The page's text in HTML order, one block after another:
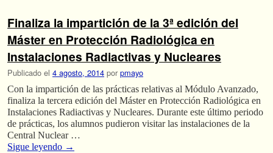
Finaliza la impartición de la 3ª edición del
Máster en Protección Radiológica en
Instalaciones Radiactivas y Nucleares
Publicado el 4 agosto, 2014 por pmayo
Con la impartición de las prácticas relativas al Módulo Avanzado,
finaliza la tercera edición del Máster en Protección Radiológica en
Instalaciones Radiactivas y Nucleares. Durante este último periodo
de prácticas, los alumnos pudieron visitar las instalaciones de la
Central Nuclear …
Sigue leyendo →